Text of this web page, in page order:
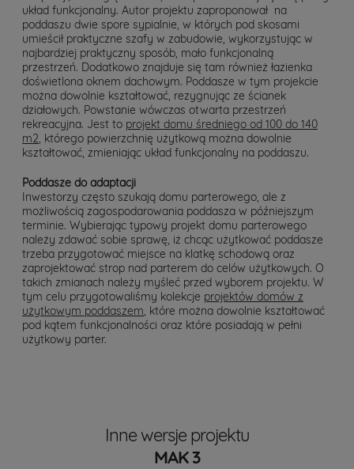
układ funkcjonalny. Autor projektu zaproponował na
poddaszu dwie spore sypialnie, w których pod skosami
umieścił praktyczne szafy w zabudowie, wykorzystując w
najbardziej praktyczny sposób, mało funkcjonalną
przestrzeń. Dodatkowo znajduje się tam również łazienka
doświetlona oknem dachowym. Poddasze w tym projekcie
można dowolnie kształtować, rezygnując ze ścianek
działowych. Powstanie wówczas otwarta przestrzeń
rekreacyjna. Jest to projekt domu średniego od 100 do 140
m2, którego powierzchnię użytkową można dowolnie
kształtować, zmieniając układ funkcjonalny na poddaszu.
Poddasze do adaptacji
Inwestorzy często szukają domu parterowego, ale z
możliwością zagospodarowania poddasza w późniejszym
terminie. Wybierając typowy projekt domu parterowego
należy zdawać sobie sprawę, iż chcąc użytkować poddasze
trzeba przygotować miejsce na klatkę schodową oraz
zaprojektować strop nad parterem do celów użytkowych. O
takich zmianach należy myśleć przed wyborem projektu. W
tym celu przygotowaliśmy kolekcje projektów domów z
użytkowym poddaszem, które można dowolnie kształtować
pod kątem funkcjonalności oraz które posiadają w pełni
użytkowy parter.
Inne wersje projektu
MAK 3